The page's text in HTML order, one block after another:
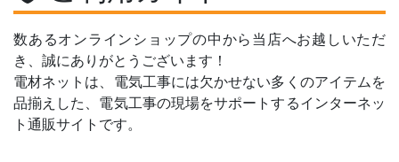
数あるオンラインショップの中から当店へお越しいただ
き、誠にありがとうございます！
電材ネットは、電気工事には欠かせない多くのアイテムを
品揃えした、電気工事の現場をサポートするインターネッ
ト通販サイトです。